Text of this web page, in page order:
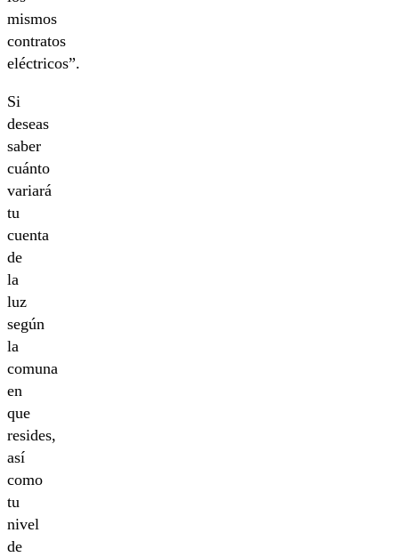
mismos
contratos
eléctricos”.
Si
deseas
saber
cuánto
variará
tu
cuenta
de
la
luz
según
la
comuna
en
que
resides,
así
como
tu
nivel
de